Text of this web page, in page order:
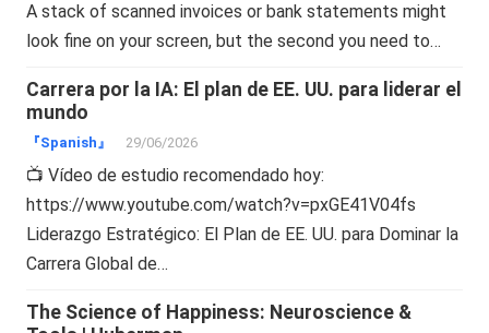
A stack of scanned invoices or bank statements might
look fine on your screen, but the second you need to…
Carrera por la IA: El plan de EE. UU. para liderar el
mundo
『Spanish』 29/06/2026
📺 Vídeo de estudio recomendado hoy:
https://www.youtube.com/watch?v=pxGE41V04fs
Liderazgo Estratégico: El Plan de EE. UU. para Dominar la
Carrera Global de…
The Science of Happiness: Neuroscience &